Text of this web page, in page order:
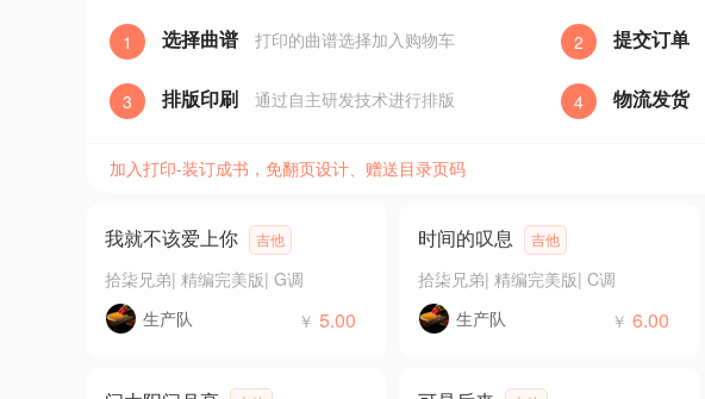
1 选择曲谱 打印的曲谱选择加入购物车 2 提交订单
3 排版印刷 通过自主研发技术进行排版 4 物流发货
加入打印-装订成书，免翻页设计、赠送目录页码
我就不该爱上你 吉他
拾柒兄弟| 精编完美版| G调
生产队
￥5.00
时间的叹息 吉他
拾柒兄弟| 精编完美版| C调
生产队
￥6.00